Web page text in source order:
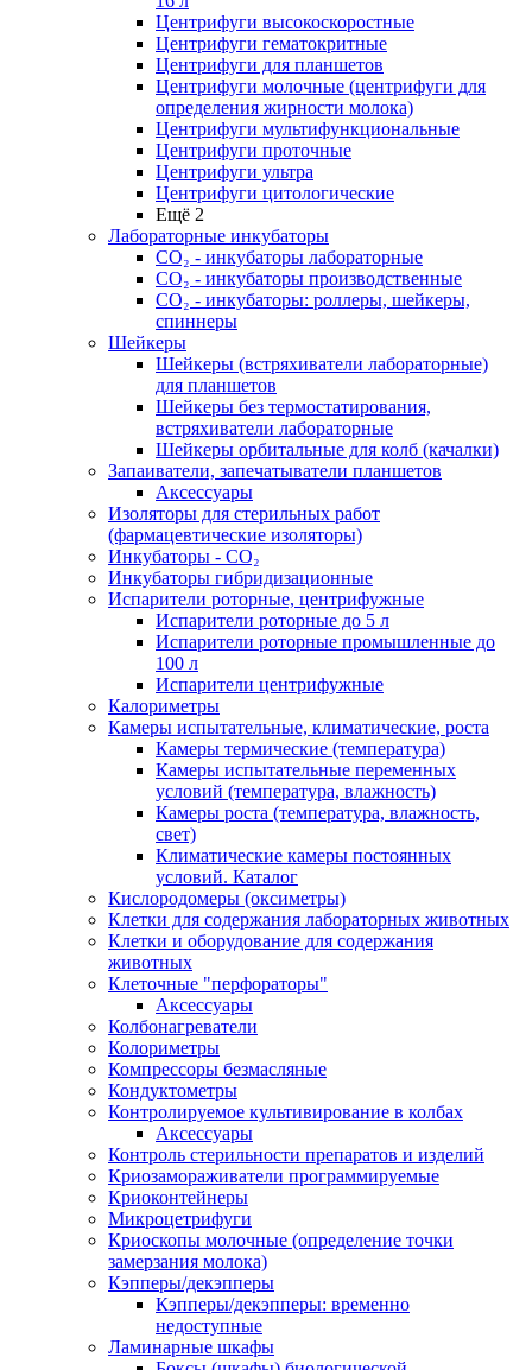
Центрифуги высокоскоростные
Центрифуги гематокритные
Центрифуги для планшетов
Центрифуги молочные (центрифуги для
определения жирности молока)
Центрифуги мультифункциональные
Центрифуги проточные
Центрифуги ультра
Центрифуги цитологические
Ещё 2
Лабораторные инкубаторы
СО₂ - инкубаторы лабораторные
СО₂ - инкубаторы производственные
СО₂ - инкубаторы: роллеры, шейкеры,
спиннеры
Шейкеры
Шейкеры (встряхиватели лабораторные)
для планшетов
Шейкеры без термостатирования,
встряхиватели лабораторные
Шейкеры орбитальные для колб (качалки)
Запаиватели, запечатыватели планшетов
Аксессуары
Изоляторы для стерильных работ
(фармацевтические изоляторы)
Инкубаторы - CO₂
Инкубаторы гибридизационные
Испарители роторные, центрифужные
Испарители роторные до 5 л
Испарители роторные промышленные до
100 л
Испарители центрифужные
Калориметры
Камеры испытательные, климатические, роста
Камеры термические (температура)
Камеры испытательные переменных
условий (температура, влажность)
Камеры роста (температура, влажность,
свет)
Климатические камеры постоянных
условий. Каталог
Кислородомеры (оксиметры)
Клетки для содержания лабораторных животных
Клетки и оборудование для содержания
животных
Клеточные "перфораторы"
Аксессуары
Колбонагреватели
Колориметры
Компрессоры безмасляные
Кондуктометры
Контролируемое культивирование в колбах
Аксессуары
Контроль стерильности препаратов и изделий
Криозамораживатели программируемые
Криоконтейнеры
Микроцетрифуги
Криоскопы молочные (определение точки
замерзания молока)
Кэпперы/декэпперы
Кэпперы/декэпперы: временно
недоступные
Ламинарные шкафы